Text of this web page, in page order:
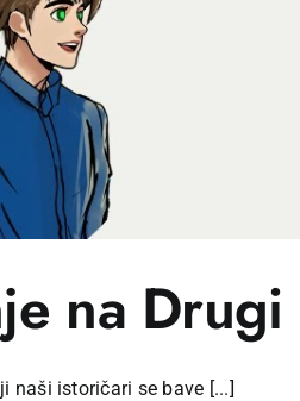
na
naši istoričari se bave [...]